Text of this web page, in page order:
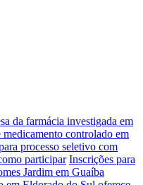
da farmácia investigada em
medicamento controlado em
processo seletivo com
participar Inscrições para
Jardim em Guaíba